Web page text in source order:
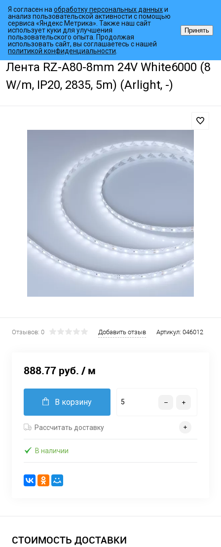
Главная страница • Каталог товаров • Светодиодные ленты
Лента RZ-A80-8mm 24V White6000 (8
W/m, IP20, 2835, 5m) (Arlight, -)
Отзывов: 0 Добавить отзыв Артикул: 046012
888.77 руб. / м
В корзину
Рассчитать доставку
В наличии
СТОИМОСТЬ ДОСТАВКИ
Я согласен наобработку персональных данныхи
анализ пользовательской активности с помощью
сервиса «Яндекс Метрика». Также наш сайт
использует куки для улучшения
пользовательского опыта. Продолжая
использовать сайт, вы соглашаетесь с нашей
политикой конфиденциальности
Принять